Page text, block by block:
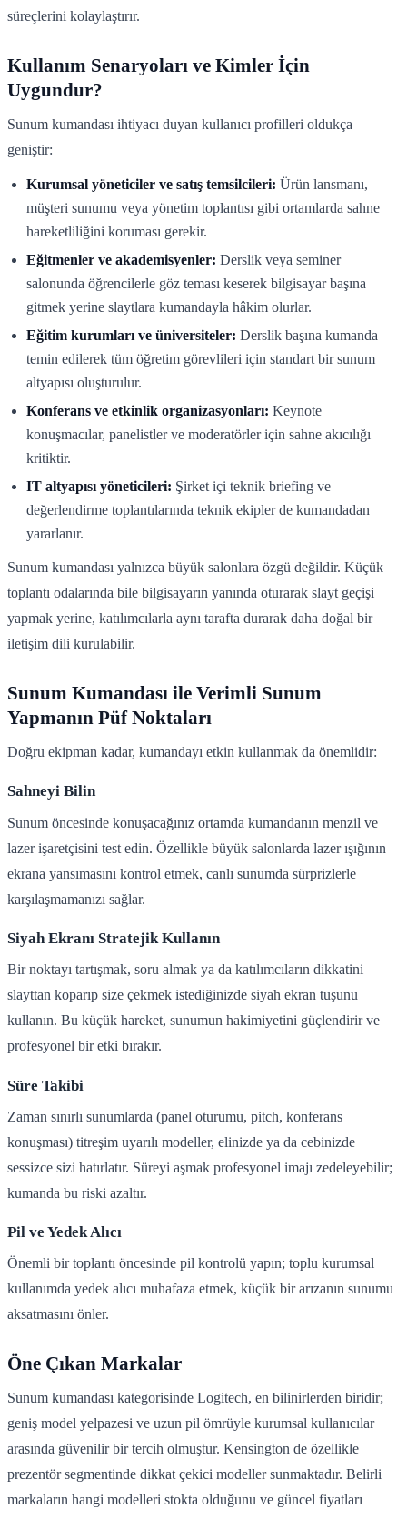
süreçlerini kolaylaştırır.
Kullanım Senaryoları ve Kimler İçin
Uygundur?
Sunum kumandası ihtiyacı duyan kullanıcı profilleri oldukça
geniştir:
Kurumsal yöneticiler ve satış temsilcileri: Ürün lansmanı,
müşteri sunumu veya yönetim toplantısı gibi ortamlarda sahne
hareketliliğini koruması gerekir.
Eğitmenler ve akademisyenler: Derslik veya seminer
salonunda öğrencilerle göz teması keserek bilgisayar başına
gitmek yerine slaytlara kumandayla hâkim olurlar.
Eğitim kurumları ve üniversiteler: Derslik başına kumanda
temin edilerek tüm öğretim görevlileri için standart bir sunum
altyapısı oluşturulur.
Konferans ve etkinlik organizasyonları: Keynote
konuşmacılar, panelistler ve moderatörler için sahne akıcılığı
kritiktir.
IT altyapısı yöneticileri: Şirket içi teknik briefing ve
değerlendirme toplantılarında teknik ekipler de kumandadan
yararlanır.
Sunum kumandası yalnızca büyük salonlara özgü değildir. Küçük
toplantı odalarında bile bilgisayarın yanında oturarak slayt geçişi
yapmak yerine, katılımcılarla aynı tarafta durarak daha doğal bir
iletişim dili kurulabilir.
Sunum Kumandası ile Verimli Sunum
Yapmanın Püf Noktaları
Doğru ekipman kadar, kumandayı etkin kullanmak da önemlidir:
Sahneyi Bilin
Sunum öncesinde konuşacağınız ortamda kumandanın menzil ve
lazer işaretçisini test edin. Özellikle büyük salonlarda lazer ışığının
ekrana yansımasını kontrol etmek, canlı sunumda sürprizlerle
karşılaşmamanızı sağlar.
Siyah Ekranı Stratejik Kullanın
Bir noktayı tartışmak, soru almak ya da katılımcıların dikkatini
slayttan koparıp size çekmek istediğinizde siyah ekran tuşunu
kullanın. Bu küçük hareket, sunumun hakimiyetini güçlendirir ve
profesyonel bir etki bırakır.
Süre Takibi
Zaman sınırlı sunumlarda (panel oturumu, pitch, konferans
konuşması) titreşim uyarılı modeller, elinizde ya da cebinizde
sessizce sizi hatırlatır. Süreyi aşmak profesyonel imajı zedeleyebilir;
kumanda bu riski azaltır.
Pil ve Yedek Alıcı
Önemli bir toplantı öncesinde pil kontrolü yapın; toplu kurumsal
kullanımda yedek alıcı muhafaza etmek, küçük bir arızanın sunumu
aksatmasını önler.
Öne Çıkan Markalar
Sunum kumandası kategorisinde Logitech, en bilinirlerden biridir;
geniş model yelpazesi ve uzun pil ömrüyle kurumsal kullanıcılar
arasında güvenilir bir tercih olmuştur. Kensington de özellikle
prezentör segmentinde dikkat çekici modeller sunmaktadır. Belirli
markaların hangi modelleri stokta olduğunu ve güncel fiyatları